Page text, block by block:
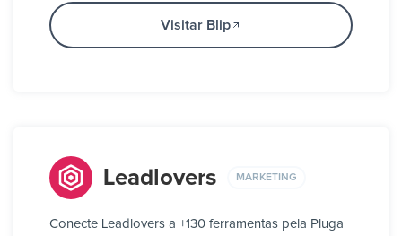
Visitar Blip
Leadlovers MARKETING
Conecte Leadlovers a +130 ferramentas pela Pluga